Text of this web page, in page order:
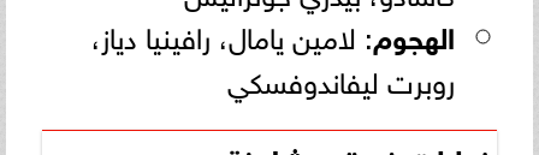
الهجوم: لامين يامال، رافينيا دياز،
روبرت ليفاندوفسكي